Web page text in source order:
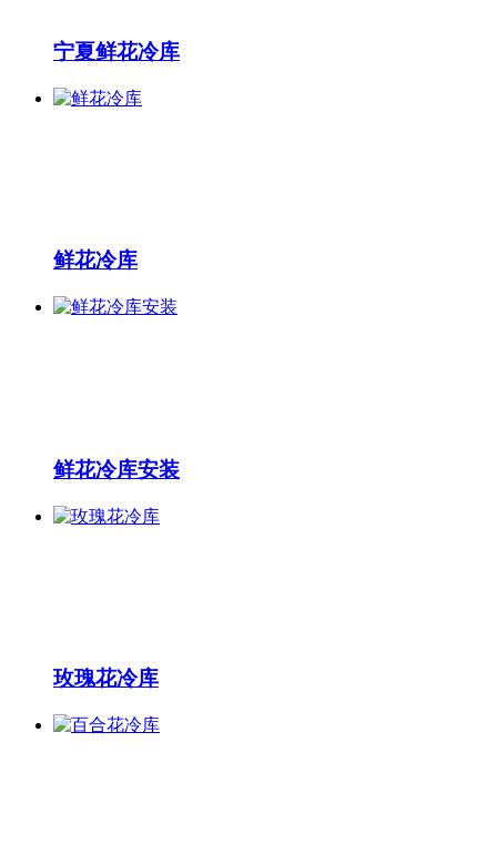
宁夏鲜花冷库
鲜花冷库
鲜花冷库安装
玫瑰花冷库